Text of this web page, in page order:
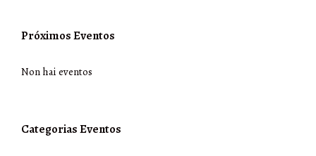
Próximos Eventos
Non hai eventos
Categorias Eventos